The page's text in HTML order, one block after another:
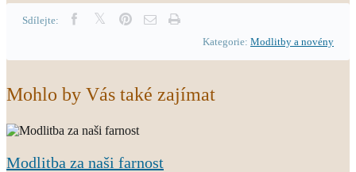
Sdílejte:
Kategorie: Modlitby a novény
Mohlo by Vás také zajímat
Modlitba za naši farnost